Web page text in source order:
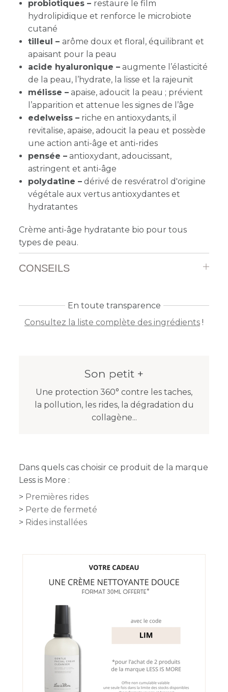
probiotiques – restaure le film
hydrolipidique et renforce le microbiote
cutané
tilleul – arôme doux et floral, équilibrant et
apaisant pour la peau
acide hyaluronique – augmente l’élasticité
de la peau, l’hydrate, la lisse et la rajeunit
mélisse – apaise, adoucit la peau ; prévient
l’apparition et attenue les signes de l’âge
edelweiss – riche en antioxydants, il
revitalise, apaise, adoucit la peau et possède
une action anti-âge et anti-rides
pensée – antioxydant, adoucissant,
astringent et anti-âge
polydatine – dérivé de resvératrol d'origine
végétale aux vertus antioxydantes et
hydratantes
Crème anti-âge hydratante bio pour tous
types de peau.
CONSEILS
En toute transparence
Consultez la liste complète des ingrédients !
Son petit +
Une protection 360° contre les taches,
la pollution, les rides, la dégradation du
collagène...
Dans quels cas choisir ce produit de la marque
Less is More :
Premières rides
Perte de fermeté
Rides installées